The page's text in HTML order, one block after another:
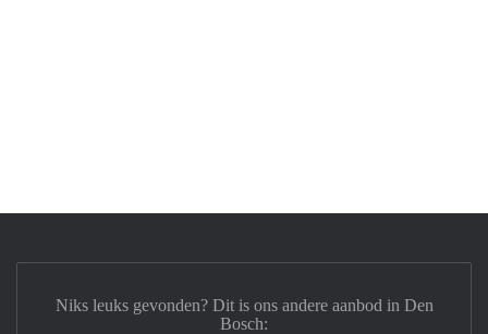
Niks leuks gevonden? Dit is ons andere aanbod in Den
Bosch: